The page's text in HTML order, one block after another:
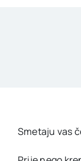
Smetaju vas